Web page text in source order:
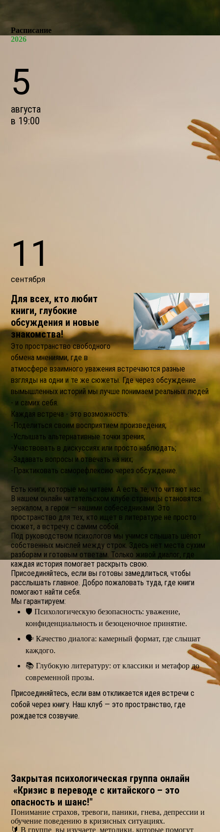
Расписание
2026
5
августа
в 19:00
11
сентября
Для всех, кто любит
книги, глубокие
обсуждения и новые
знакомства!
Это пространство свободного
обмена мнениями, где в
атмосфере взаимного уважения встречаются разные
взгляды на одни и те же сюжеты. Где через обсуждение
вымышленных историй мы лучше понимаем реальных людей
- и самих себя.
Каждая встреча - это возможность:
-Поделиться своим восприятием произведения;
-Услышать альтернативные точки зрения;
-Участвовать в дискуссиях или просто наблюдать;
-Задавать вопросы и отвечать на них;
-Практиковать саморефлексию через обсуждение.
Есть книги, которые мы читаем. А есть те, что читают нас.
В нашем онлайн читательском клубе страницы становятся
зеркалом, а герои — нашими собеседниками. Это
пространство для тех, кто ищет в литературе не просто
сюжет, а встречу с самим собой.
Под руководством психологов мы учимся слышать шёпот
собственных мыслей между строк. Здесь нет места сухим
разборам и готовым ответам. Только живой диалог, где
каждая история помогает раскрыть свою.
Присоединяйтесь, если вы готовы замедлиться, чтобы
расслышать главное. Добро пожаловать туда, где книги
помогают найти себя.
Мы гарантируем:
🛡️ Психологическую безопасность: уважение,
конфиденциальность и безоценочное принятие.
🗣️ Качество диалога: камерный формат, где слышат
каждого.
📚 Глубокую литературу: от классики и метафор до
современной прозы.
Присоединяйтесь, если вам откликается идея встречи с
собой через книгу. Наш клуб — это пространство, где
рождается созвучие.
Закрытая психологическая группа онлайн
«Кризис в переводе с китайского – это
опасность и шанс!"
Понимание страхов, тревоги, паники, гнева, депрессии и
обучение поведению в кризисных ситуациях.
🔰 В группе вы изучаете методики, которые помогут